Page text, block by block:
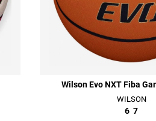
Wilson Evo NXT Fiba
WILSON
6 7